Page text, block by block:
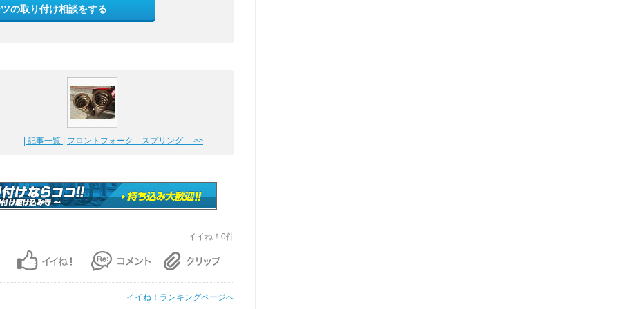
の取り付け相談をする
| 記事一覧 | フロントフォーク スプリング ... >>
イイね！0件
イイね！ランキングページへ